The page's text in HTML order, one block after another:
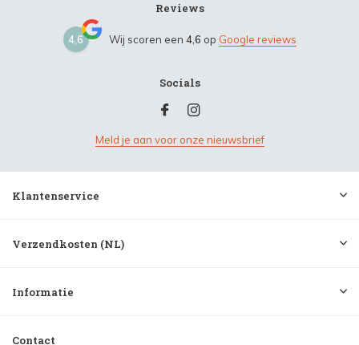
Reviews
4,6 Wij scoren een 4,6 op Google reviews
Socials
Meld je aan voor onze nieuwsbrief
Klantenservice
Verzendkosten (NL)
Informatie
Contact